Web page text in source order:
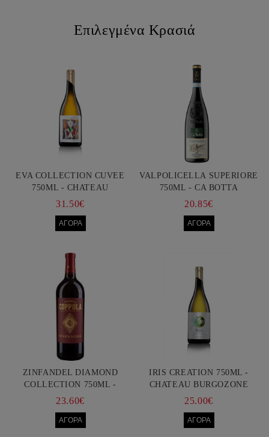
Επιλεγμένα Κρασιά
EVA COLLECTION CUVEE
750ML - CHATEAU
BURGOZONE
31.50€
VALPOLICELLA SUPERIORE
750ML - CA BOTTA
20.85€
ZINFANDEL DIAMOND
COLLECTION 750ML -
FRANCIS FORD COPPOLA
23.60€
IRIS CREATION 750ML -
CHATEAU BURGOZONE
25.00€